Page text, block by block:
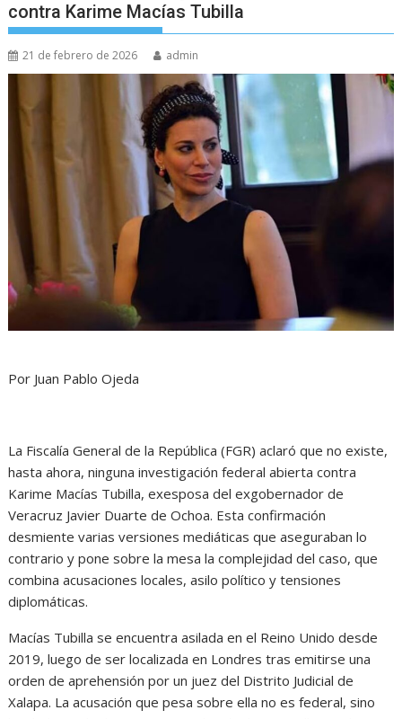
contra Karime Macías Tubilla
21 de febrero de 2026 admin
Por Juan Pablo Ojeda
La Fiscalía General de la República (FGR) aclaró que no existe,
hasta ahora, ninguna investigación federal abierta contra
Karime Macías Tubilla, exesposa del exgobernador de
Veracruz Javier Duarte de Ochoa. Esta confirmación
desmiente varias versiones mediáticas que aseguraban lo
contrario y pone sobre la mesa la complejidad del caso, que
combina acusaciones locales, asilo político y tensiones
diplomáticas.
Macías Tubilla se encuentra asilada en el Reino Unido desde
2019, luego de ser localizada en Londres tras emitirse una
orden de aprehensión por un juez del Distrito Judicial de
Xalapa. La acusación que pesa sobre ella no es federal, sino